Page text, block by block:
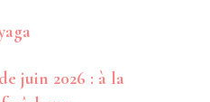
juin 2026 : à la